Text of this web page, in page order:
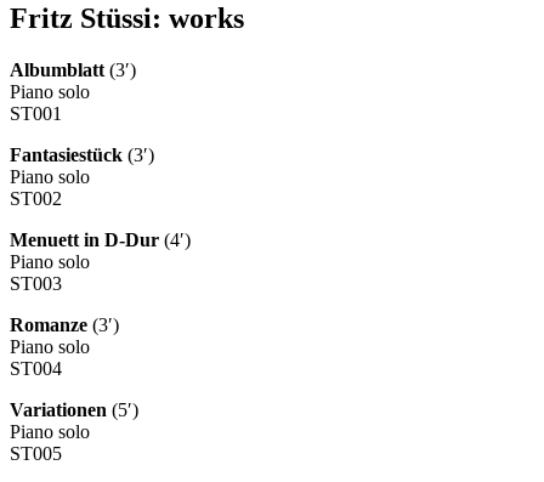
Fritz Stüssi: works
Albumblatt (3′)
Piano solo
ST001
Fantasiestück (3′)
Piano solo
ST002
Menuett in D-Dur (4′)
Piano solo
ST003
Romanze (3′)
Piano solo
ST004
Variationen (5′)
Piano solo
ST005